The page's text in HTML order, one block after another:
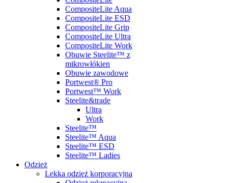
CompositeLite Aqua
CompositeLite ESD
CompositeLite Grip
CompositeLite Ultra
CompositeLite Work
Obuwie Steelite™ z
mikrowłókien
Obuwie zawodowe
Portwest® Pro
Portwest™ Work
Steelite&trade
Ultra
Work
Steelite™
Steelite™ Aqua
Steelite™ ESD
Steelite™ Ladies
Odzież
Lekka odzież korporacyjna